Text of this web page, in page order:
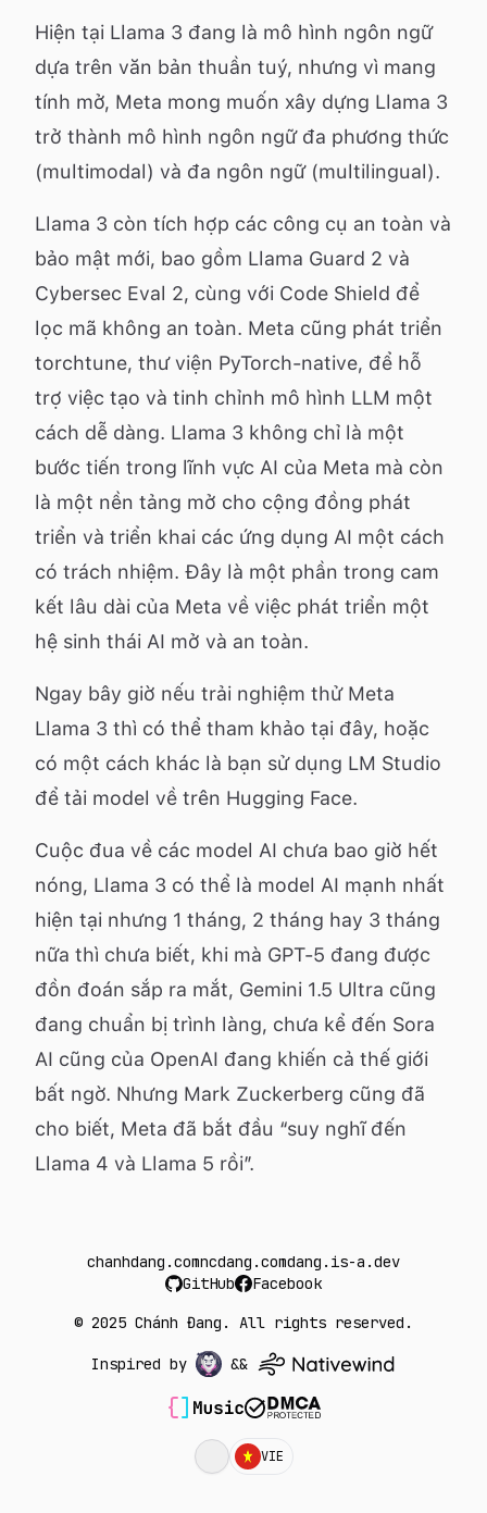
Hiện tại Llama 3 đang là mô hình ngôn ngữ
dựa trên văn bản thuần tuý, nhưng vì mang
tính mở, Meta mong muốn xây dựng Llama 3
trở thành mô hình ngôn ngữ đa phương thức
(multimodal) và đa ngôn ngữ (multilingual).
Llama 3 còn tích hợp các công cụ an toàn và
bảo mật mới, bao gồm Llama Guard 2 và
Cybersec Eval 2, cùng với Code Shield để
lọc mã không an toàn. Meta cũng phát triển
torchtune, thư viện PyTorch-native, để hỗ
trợ việc tạo và tinh chỉnh mô hình LLM một
cách dễ dàng. Llama 3 không chỉ là một
bước tiến trong lĩnh vực AI của Meta mà còn
là một nền tảng mở cho cộng đồng phát
triển và triển khai các ứng dụng AI một cách
có trách nhiệm. Đây là một phần trong cam
kết lâu dài của Meta về việc phát triển một
hệ sinh thái AI mở và an toàn.
Ngay bây giờ nếu trải nghiệm thử Meta
Llama 3 thì có thể tham khảo tại đây, hoặc
có một cách khác là bạn sử dụng LM Studio
để tải model về trên Hugging Face.
Cuộc đua về các model AI chưa bao giờ hết
nóng, Llama 3 có thể là model AI mạnh nhất
hiện tại nhưng 1 tháng, 2 tháng hay 3 tháng
nữa thì chưa biết, khi mà GPT-5 đang được
đồn đoán sắp ra mắt, Gemini 1.5 Ultra cũng
đang chuẩn bị trình làng, chưa kể đến Sora
AI cũng của OpenAI đang khiến cả thế giới
bất ngờ. Nhưng Mark Zuckerberg cũng đã
cho biết, Meta đã bắt đầu “suy nghĩ đến
Llama 4 và Llama 5 rồi”.
chanhdang.comncdang.comdang.is-a.dev
GitHub
Facebook
© 2025 Chánh Đang. All rights reserved.
Inspired by &&
VIE